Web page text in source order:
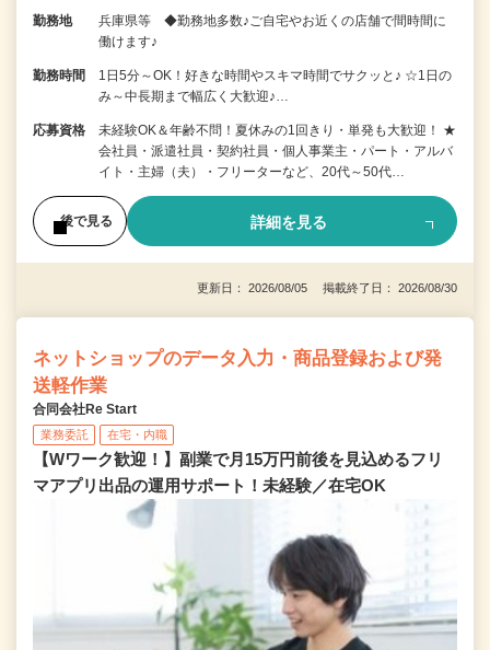
勤務地
兵庫県等 ◆勤務地多数♪ご自宅やお近くの店舗で間時間に
働けます♪
勤務時間
1日5分～OK！好きな時間やスキマ時間でサクッと♪ ☆1日の
み～中長期まで幅広く大歓迎♪…
応募資格
未経験OK＆年齢不問！夏休みの1回きり・単発も大歓迎！ ★
会社員・派遣社員・契約社員・個人事業主・パート・アルバ
イト・主婦（夫）・フリーターなど、20代～50代…
後で見る 詳細を見る
更新日： 2026/08/05 掲載終了日： 2026/08/30
ネットショップのデータ入力・商品登録および発
送軽作業
合同会社Re Start
業務委託 在宅・内職
【Wワーク歓迎！】副業で月15万円前後を見込めるフリ
マアプリ出品の運用サポート！未経験／在宅OK